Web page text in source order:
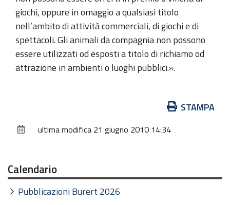
giochi, oppure in omaggio a qualsiasi titolo
nell’ambito di attività commerciali, di giochi e di
spettacoli. Gli animali da compagnia non possono
essere utilizzati od esposti a titolo di richiamo od
attrazione in ambienti o luoghi pubblici.».
documento
STAMPA
ultima modifica 21 giugno 2010 14:34
Calendario
Pubblicazioni Burert 2026